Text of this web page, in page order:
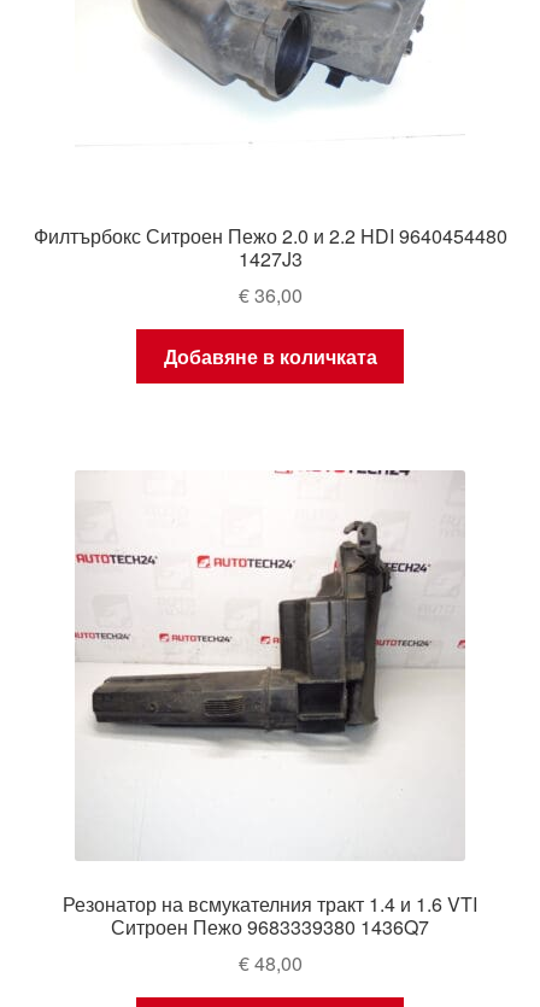
Филтърбокс Ситроен Пежо 2.0 и 2.2 HDI 9640454480
1427J3
€36,00
Добавяне в количката
Резонатор на всмукателния тракт 1.4 и 1.6 VTI
Ситроен Пежо 9683339380 1436Q7
€48,00